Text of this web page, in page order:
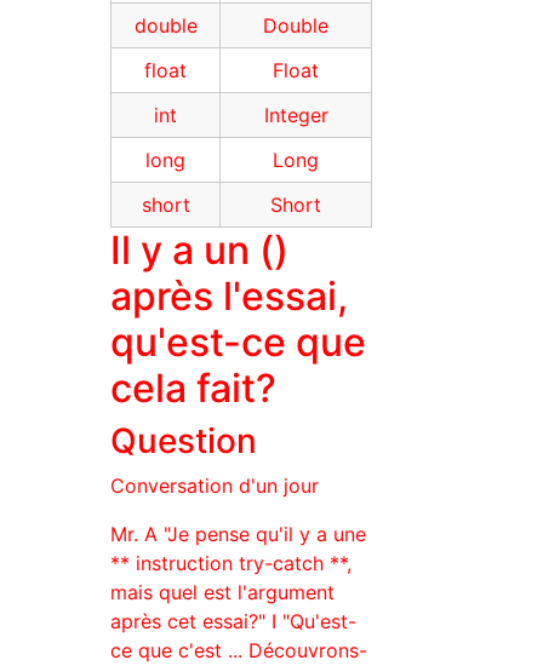
double
Double
float
Float
int
Integer
long
Long
short
Short
Il y a un ()
après l'essai,
qu'est-ce que
cela fait?
Question
Conversation d'un jour
Mr. A "Je pense qu'il y a une
** instruction try-catch **,
mais quel est l'argument
après cet essai?" I "Qu'est-
ce que c'est ... Découvrons-